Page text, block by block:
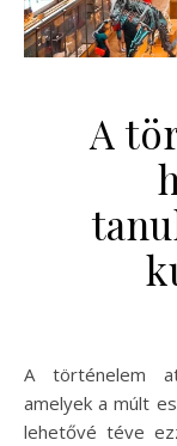
A
A történelem atlaszok olyan különleges kiadványok,
amelyek a múlt
lehetővé téve